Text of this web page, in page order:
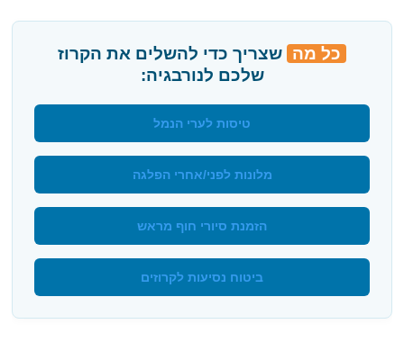
כל מה שצריך כדי להשלים את הקרוז
שלכם לנורבגיה:
טיסות לערי הנמל
מלונות לפני/אחרי הפלגה
הזמנת סיורי חוף מראש
ביטוח נסיעות לקרוזים